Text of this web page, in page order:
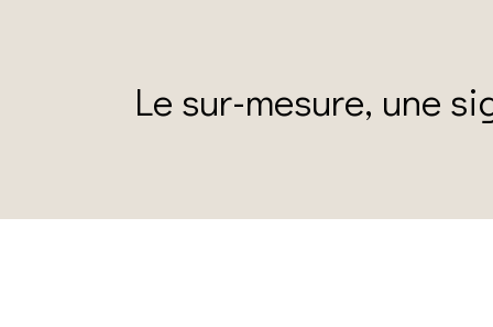
Le sur-mesure, une